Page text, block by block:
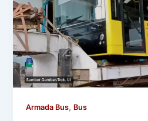
Armada Bus, Bus